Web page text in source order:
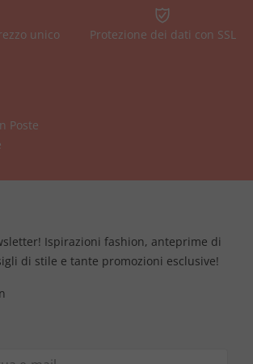
unico Protezione dei dati con SSL
Poste
Ispirazioni fashion, anteprime di
di stile e tante promozioni esclusive!